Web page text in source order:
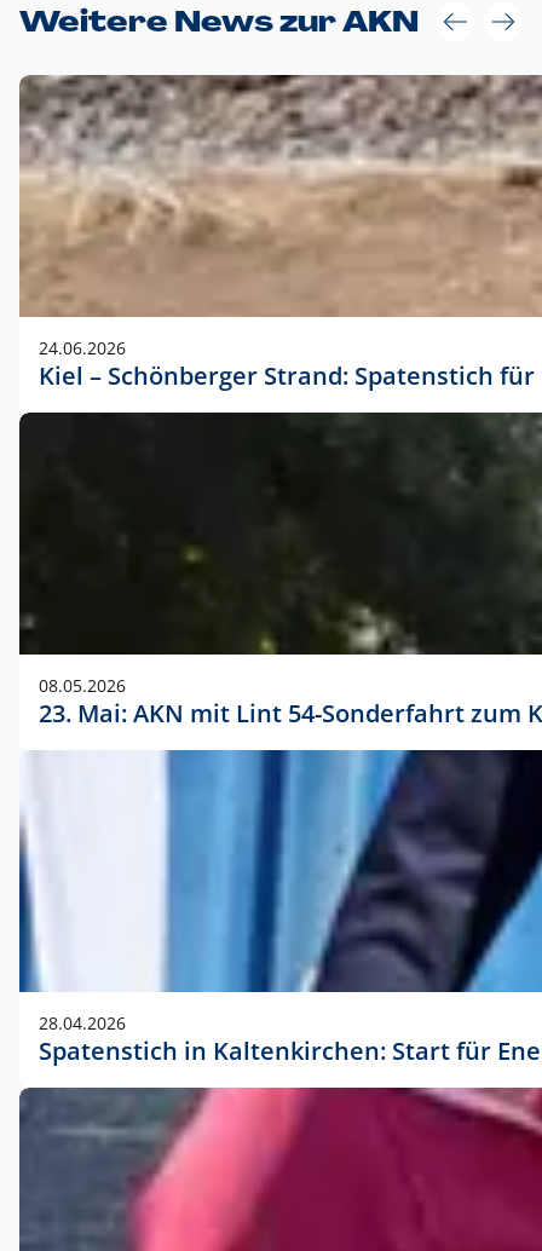
Weitere News zur AKN
24.06.2026
Kiel – Schönberger Strand: Spatenstich
08.05.2026
23. Mai: AKN mit Lint 54-Sonderfahrt
28.04.2026
Spatenstich in Kaltenkirchen: Start für